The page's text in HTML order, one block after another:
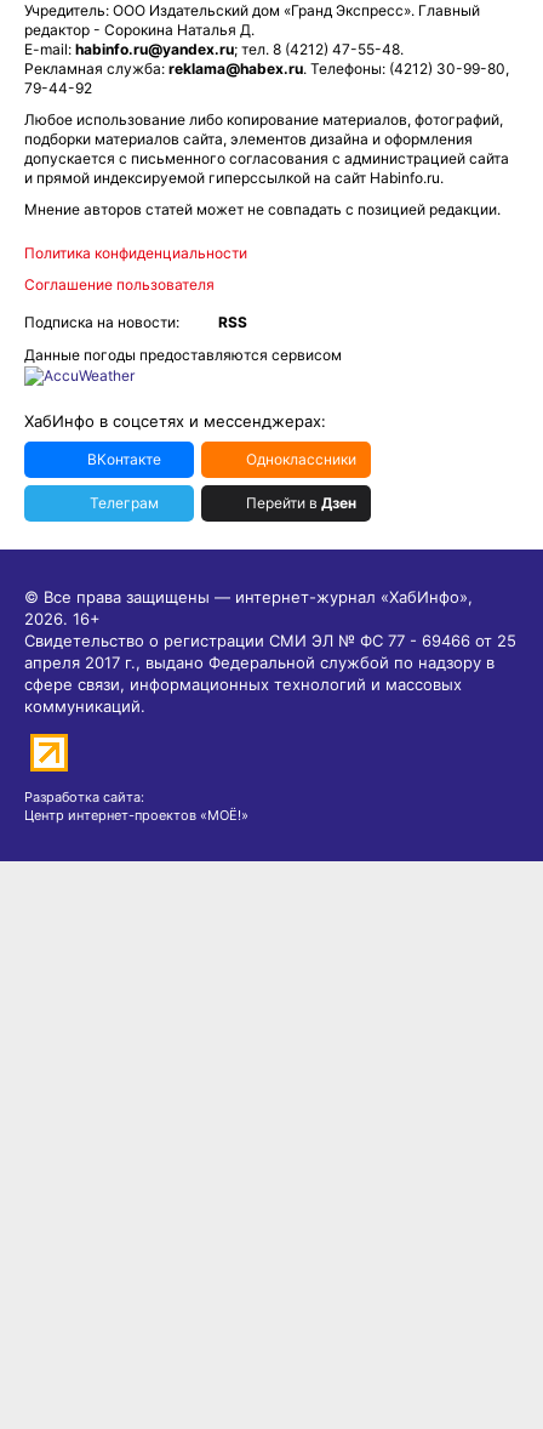
Учредитель: ООО Издательский дом «Гранд Экспресс». Главный
редактор - Сорокина Наталья Д.
E-mail: habinfo.ru@yandex.ru; тел. 8 (4212) 47-55-48.
Рекламная служба: reklama@habex.ru. Телефоны: (4212) 30-99-80,
79-44-92
Любое использование либо копирование материалов, фотографий,
подборки материалов сайта, элементов дизайна и оформления
допускается с письменного согласования с администрацией сайта
и прямой индексируемой гиперссылкой на сайт Habinfo.ru.
Мнение авторов статей может не совпадать с позицией редакции.
Политика конфиденциальности
Соглашение пользователя
Подписка на новости:
RSS
Данные погоды предоставляются сервисом
ХабИнфо в соцсетях и мессенджерах:
ВКонтакте Одноклассники
Телеграм Перейти в Дзен
© Все права защищены — интернет-журнал «ХабИнфо»,
2026. 16+
Свидетельство о регистрации СМИ ЭЛ № ФС 77 - 69466 от 25
апреля 2017 г., выдано Федеральной службой по надзору в
сфере связи, информационных технологий и массовых
коммуникаций.
Разработка сайта:
Центр интернет-проектов «МОЁ!»